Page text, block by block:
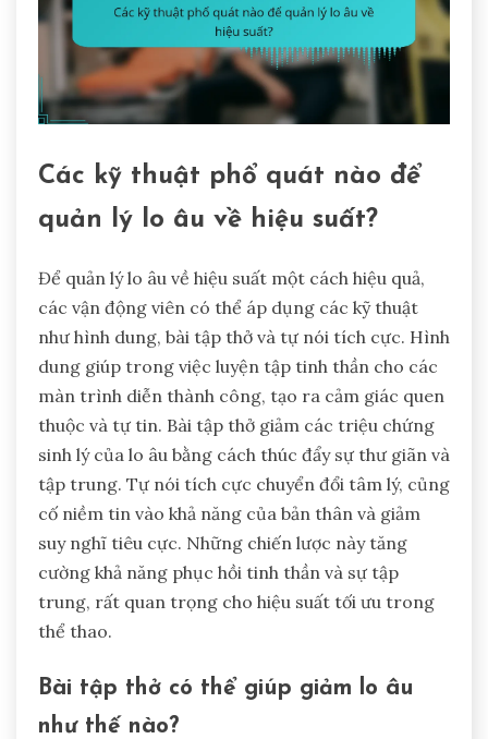
Các kỹ thuật phổ quát nào để
quản lý lo âu về hiệu suất?
Để quản lý lo âu về hiệu suất một cách hiệu quả,
các vận động viên có thể áp dụng các kỹ thuật
như hình dung, bài tập thở và tự nói tích cực. Hình
dung giúp trong việc luyện tập tinh thần cho các
màn trình diễn thành công, tạo ra cảm giác quen
thuộc và tự tin. Bài tập thở giảm các triệu chứng
sinh lý của lo âu bằng cách thúc đẩy sự thư giãn và
tập trung. Tự nói tích cực chuyển đổi tâm lý, củng
cố niềm tin vào khả năng của bản thân và giảm
suy nghĩ tiêu cực. Những chiến lược này tăng
cường khả năng phục hồi tinh thần và sự tập
trung, rất quan trọng cho hiệu suất tối ưu trong
thể thao.
Bài tập thở có thể giúp giảm lo âu
như thế nào?